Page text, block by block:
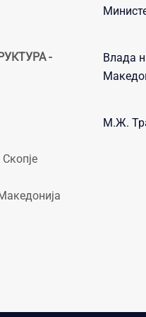
-
Влада
М.Ж.